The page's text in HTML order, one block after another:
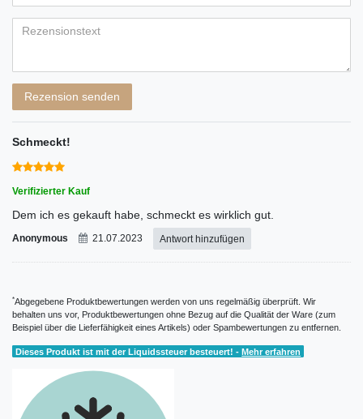
Bewertungssternen
Bewertungssternen
Bewertungssternen
Bewertungssternen
Bewertungssternen
(optional)
Rezension senden
Schmeckt!
Verifizierter Kauf
Dem ich es gekauft habe, schmeckt es wirklich gut.
Anonymous 21.07.2023 Antwort hinzufügen
*Abgegebene Produktbewertungen werden von uns regelmäßig überprüft. Wir
behalten uns vor, Produktbewertungen ohne Bezug auf die Qualität der Ware (zum
Beispiel über die Lieferfähigkeit eines Artikels) oder Spambewertungen zu entfernen.
Dieses Produkt ist mit der Liquidssteuer besteuert! -Mehr erfahren